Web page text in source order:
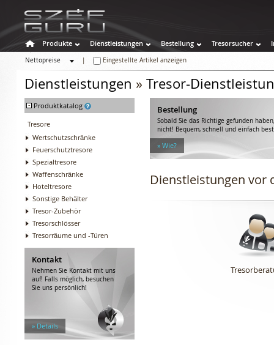
Produkte Dienstleistungen Bestellung Tresorsucher
Nettopreise
Eingestellte Artikel anzeigen
Dienstleistungen » Tresor-
- Produktkatalog
Tresore
Wertschutzschränke
Feuerschutztresore
Spezialtresore
Waffenschränke
Hoteltresore
Sonstige Behälter
Tresor-Zubehör
Tresorschlösser
Tresorräume und -Türen
Kontakt
Nehmen Sie Kontakt mit uns
auf! Falls möglich, besuchen
Sie uns persönlich!
» Details
Bestellung
Sobald Sie das Richtige gefunden
nicht! Bequem, schnell und einfach
» Wie?
Dienstleistungen vor